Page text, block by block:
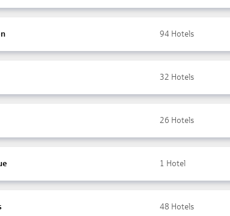
94 Hotels
32 Hotels
26 Hotels
1 Hotel
48 Hotels